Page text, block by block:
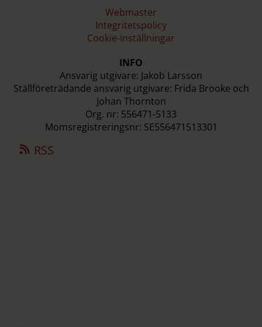
Webmaster
Integritetspolicy
Cookie-inställningar
INFO
Ansvarig utgivare: Jakob Larsson
Ställföreträdande ansvarig utgivare: Frida Brooke och
Johan Thornton
Org. nr: 556471-5133
Momsregistreringsnr: SE556471513301
RSS